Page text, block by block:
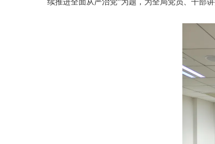
续推进全面从严治党”为题，为全局党员、干部讲